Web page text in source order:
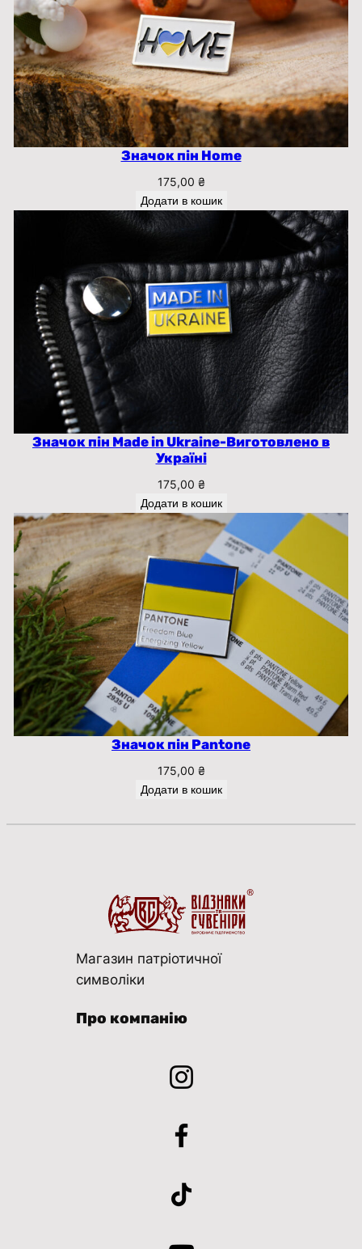
Значок пін Home
175,00 ₴
Додати в кошик
Значок пін Made in Ukraine-Виготовлено в
Україні
175,00 ₴
Додати в кошик
Значок пін Pantone
175,00 ₴
Додати в кошик
Магазин патріотичної
символіки
Про компанію